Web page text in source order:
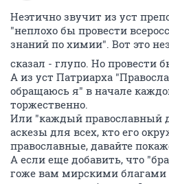
Неэтично звучит из уст
"неплохо бы провести
знаний по химии". Вот это
сказал - глупо. Но провести
А из уст Патриарха
обращаюсь я" в начале
торжественно.
Или "каждый православный
аскезы для всех, кто его
православные, давайте
А если еще добавить, что
гоже вам мирскими благами